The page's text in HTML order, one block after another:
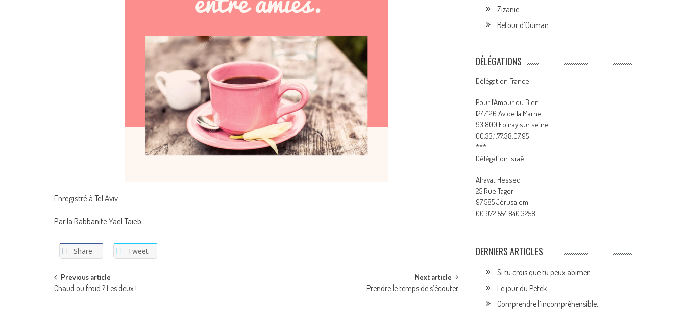
Enregistré à Tel Aviv
Par la Rabbanite Yael Taieb
Share Tweet
Post
Previous article
Chaud ou froid ? Les deux !
Next article
Prendre le temps de s’écouter
Zizanie.
Retour d’Ouman.
DÉLÉGATIONS
Délégation France
Pour l’Amour du Bien
124/126 Av de la Marne
93 800 Epinay sur seine
00.33.1.77.38.07.95
***
Délégation Israël
Ahavat Hessed
25 Rue Tager
97 585 Jérusalem
00.972.554.840.3258
DERNIERS ARTICLES
Si tu crois que tu peux abimer…
Le jour du Petek.
Comprendre l’incompréhensible.